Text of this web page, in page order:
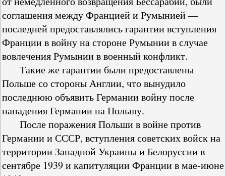
соглашения между Францией и Румынией —
последней предоставлялись гарантии вступления
Франции в войну на стороне Румынии в случае
вовлечения Румынии в военный конфликт.
Такие же гарантии были предоставлены
Польше со стороны Англии, что вынудило
последнюю объявить Германии войну после
нападения Германии на Польшу.
После поражения Польши в войне против
Германии и СССР, вступления советских войск на
территории Западной Украины и Белоруссии в
сентябре 1939 и капитуляции Франции в мае-июне